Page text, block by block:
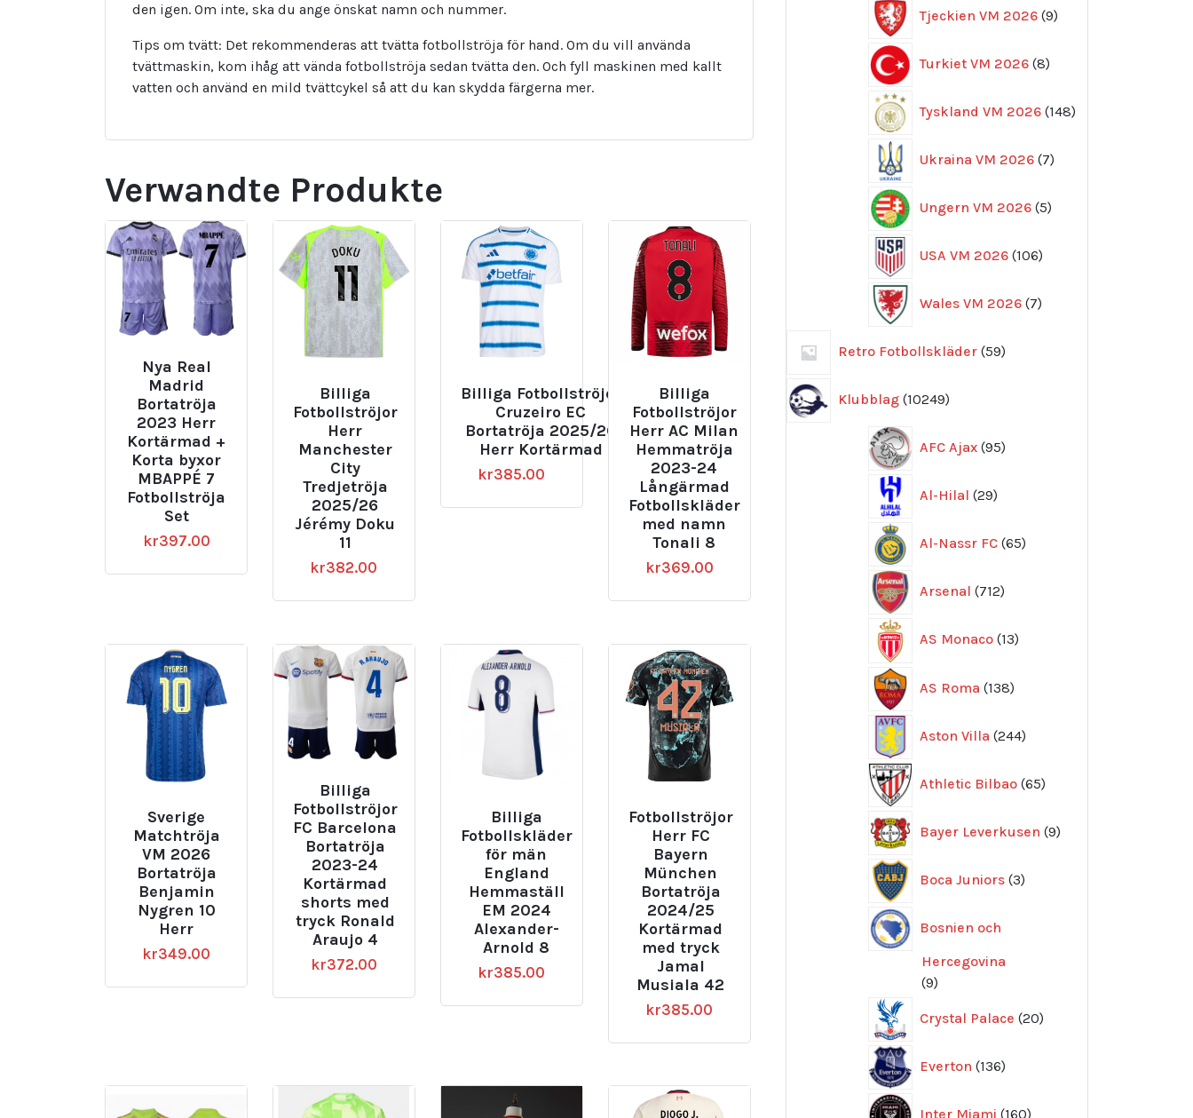
den igen. Om inte, ska du ange önskat namn och nummer.
Tips om tvätt: Det rekommenderas att tvätta fotbollströja för hand. Om du vill använda
tvättmaskin, kom ihåg att vända fotbollströja sedan tvätta den. Och fyll maskinen med kallt
vatten och använd en mild tvättcykel så att du kan skydda färgerna mer.
Verwandte Produkte
Nya Real
Madrid
Bortatröja
2023 Herr
Kortärmad +
Korta byxor
MBAPPÉ 7
Fotbollströja
Set
kr397.00
Billiga
Fotbollströjor
Herr
Manchester
City
Tredjetröja
2025/26
Jérémy Doku
11
kr382.00
Billiga Fotbollströjor
Cruzeiro EC
Bortatröja 2025/26
Herr Kortärmad
kr385.00
Billiga
Fotbollströjor
Herr AC Milan
Hemmatröja
2023-24
Långärmad
Fotbollskläder
med namn
Tonali 8
kr369.00
Sverige
Matchtröja
VM 2026
Bortatröja
Benjamin
Nygren 10
Herr
kr349.00
Billiga
Fotbollströjor
FC Barcelona
Bortatröja
2023-24
Kortärmad
shorts med
tryck Ronald
Araujo 4
kr372.00
Billiga
Fotbollskläder
för män
England
Hemmaställ
EM 2024
Alexander-
Arnold 8
kr385.00
Fotbollströjor
Herr FC
Bayern
München
Bortatröja
2024/25
Kortärmad
med tryck
Jamal
Musiala 42
kr385.00
Tjeckien VM 2026 9
produkter
Turkiet VM 2026 8
produkter
Tyskland VM 2026 148
produkter
Ukraina VM 2026 7
produkter
Ungern VM 2026 5
produkter
USA VM 2026 106
produkter
Wales VM 2026 7
produkter
Retro Fotbollskläder 59
produkter
Klubblag 10249
produkter
AFC Ajax 95
produkter
Al-Hilal 29
produkter
Al-Nassr FC 65
produkter
Arsenal 712
produkter
AS Monaco 13
produkter
AS Roma 138
produkter
Aston Villa 244
produkter
Athletic Bilbao 65
produkter
Bayer Leverkusen 9
produkter
Boca Juniors 3
produkter
Bosnien och
Hercegovina
99
Crystal Palace 20
produkter
Everton 136
produkter
Inter Miami 160